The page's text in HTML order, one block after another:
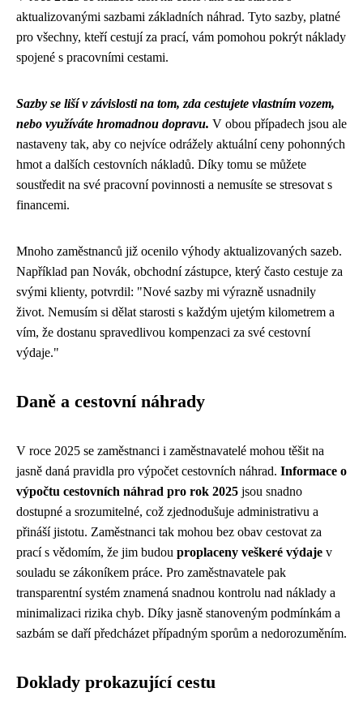
aktualizovanými sazbami základních náhrad. Tyto sazby, platné
pro všechny, kteří cestují za prací, vám pomohou pokrýt náklady
spojené s pracovními cestami.
Sazby se liší v závislosti na tom, zda cestujete vlastním vozem,
nebo využíváte hromadnou dopravu. V obou případech jsou ale
nastaveny tak, aby co nejvíce odrážely aktuální ceny pohonných
hmot a dalších cestovních nákladů. Díky tomu se můžete
soustředit na své pracovní povinnosti a nemusíte se stresovat s
financemi.
Mnoho zaměstnanců již ocenilo výhody aktualizovaných sazeb.
Například pan Novák, obchodní zástupce, který často cestuje za
svými klienty, potvrdil: "Nové sazby mi výrazně usnadnily
život. Nemusím si dělat starosti s každým ujetým kilometrem a
vím, že dostanu spravedlivou kompenzaci za své cestovní
výdaje."
Daně a cestovní náhrady
V roce 2025 se zaměstnanci i zaměstnavatelé mohou těšit na
jasně daná pravidla pro výpočet cestovních náhrad. Informace o
výpočtu cestovních náhrad pro rok 2025 jsou snadno
dostupné a srozumitelné, což zjednodušuje administrativu a
přináší jistotu. Zaměstnanci tak mohou bez obav cestovat za
prací s vědomím, že jim budou proplaceny veškeré výdaje v
souladu se zákoníkem práce. Pro zaměstnavatele pak
transparentní systém znamená snadnou kontrolu nad náklady a
minimalizaci rizika chyb. Díky jasně stanoveným podmínkám a
sazbám se daří předcházet případným sporům a nedorozuměním.
Doklady prokazující cestu